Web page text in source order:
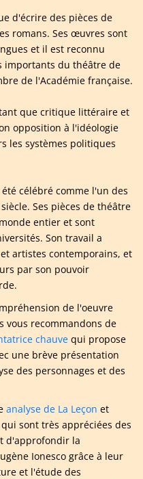
d'écrire des pièces de
romans. Ses œuvres sont
et il est reconnu
importants du théâtre de
de l'Académie française.
que critique littéraire et
opposition à l'idéologie
les systèmes politiques
célébré comme l'un des
Ses pièces de théâtre
entier et sont
Son travail a
artistes contemporains, et
par son pouvoir
de l'oeuvre
vous recommandons de
chauve qui propose
une brève présentation
des personnages et des
analyse de La Leçon et
qui sont très appréciées des
d'approfondir la
Ionesco grâce à leur
et l'étude des